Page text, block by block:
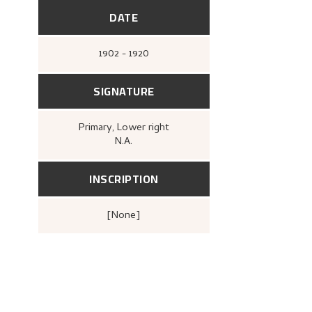
DATE
1902 - 1920
SIGNATURE
Primary, Lower right
N.A.
INSCRIPTION
[none]